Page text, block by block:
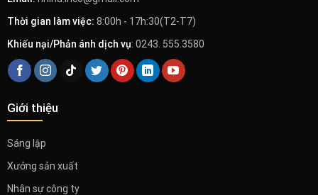
Thời gian làm việc: 8:00h - 17h:30(T2-T7)
Khiếu nại/Phản ánh dịch vụ: 0243. 555.3580
Giới thiệu
Sáng lập
Xưởng sản xuất
Nhân sự công ty